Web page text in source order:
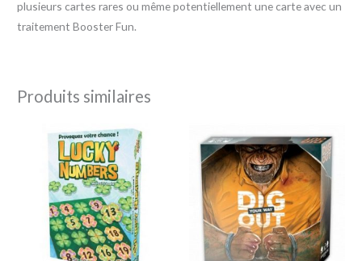
plusieurs cartes rares ou même potentiellement une carte avec un
traitement Booster Fun.
Produits similaires